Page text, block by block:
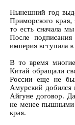
Нынешний год
Приморского края,
то есть сначала
После
империя вступила
В то время
Китай обращали
России еще не
Амурский добился
Айгуне договор.
не менее пышными
края.